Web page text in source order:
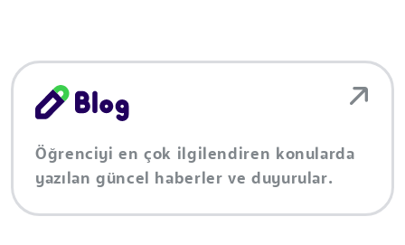
Öğrenciyi en çok ilgilendiren konularda
yazılan güncel haberler ve duyurular.